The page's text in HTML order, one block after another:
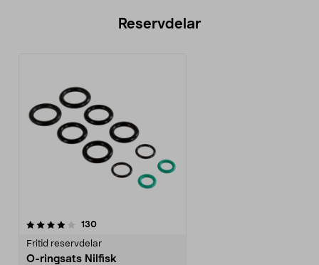
Reservdelar
130recensioner
Fritid reservdelar
O-ringsats Nilfisk